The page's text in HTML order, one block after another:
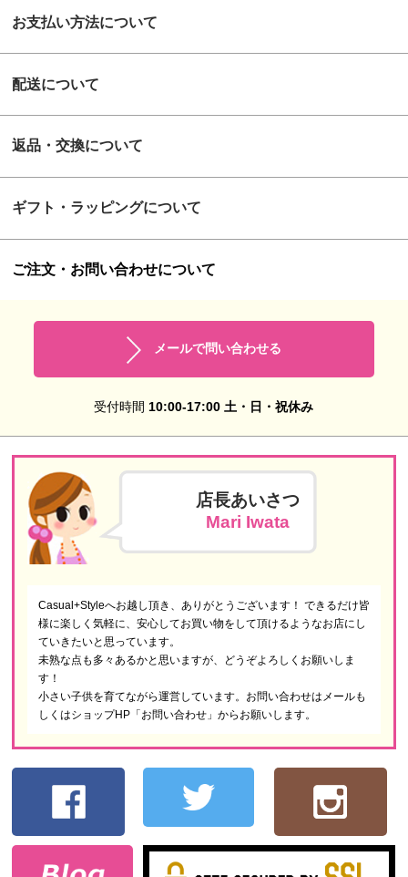
お支払い方法について
配送について
返品・交換について
ギフト・ラッピングについて
ご注文・お問い合わせについて
メールで問い合わせる
受付時間 10:00-17:00 土・日・祝休み
店長あいさつ
Mari Iwata
Casual+Styleへお越し頂き、ありがとうございます！ できるだけ皆
様に楽しく気軽に、安心してお買い物をして頂けるようなお店にし
ていきたいと思っています。
未熟な点も多々あるかと思いますが、どうぞよろしくお願いしま
す！
小さい子供を育てながら運営しています。お問い合わせはメールも
しくはショップHP「お問い合わせ」からお願いします。